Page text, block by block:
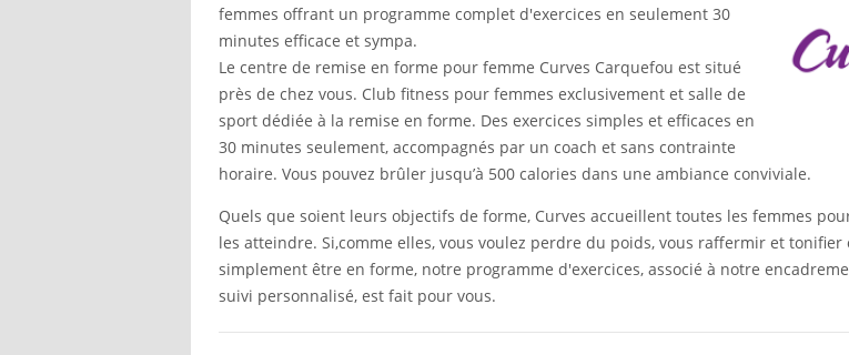
femmes offrant un programme complet d'exercices en seulement 30
minutes efficace et sympa.
Le centre de remise en forme pour femme Curves Carquefou est situé
près de chez vous. Club fitness pour femmes exclusivement et salle de
sport dédiée à la remise en forme. Des exercices simples et efficaces en
30 minutes seulement, accompagnés par un coach et sans contrainte
horaire. Vous pouvez brûler jusqu’à 500 calories dans une ambiance conviviale.
Quels que soient leurs objectifs de forme, Curves accueillent toutes les femmes
les atteindre. Si,comme elles, vous voulez perdre du poids, vous raffermir et tonifier
simplement être en forme, notre programme d'exercices, associé à notre
suivi personnalisé, est fait pour vous.